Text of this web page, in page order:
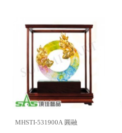
MHSTI-531900A 圓融